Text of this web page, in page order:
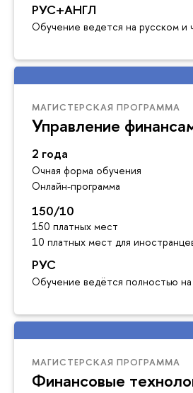
РУС+АНГЛ
Обучение ведется на русском и
МАГИСТЕРСКАЯ ПРОГРАММА
Управление
2 года
Очная форма обучения
Онлайн-программа
150/10
150 платных мест
10 платных мест для
РУС
Обучение ведётся полностью на
МАГИСТЕРСКАЯ ПРОГРАММА
Финансовые